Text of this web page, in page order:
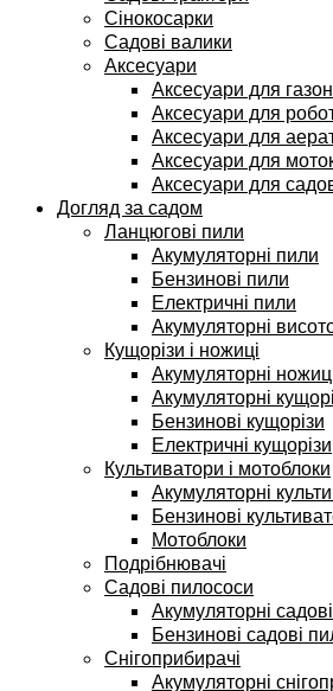
Сінокосарки
Садові валики
Аксесуари
Аксесуари для
Аксесуари для
Аксесуари для
Аксесуари для
Аксесуари для
Догляд за садом
Ланцюгові пили
Акумуляторні пили
Бензинові пили
Електричні пили
Акумуляторні
Кущорізи і ножиці
Акумуляторні
Акумуляторні
Бензинові кущорізи
Електричні кущорізи
Культиватори і мотоблоки
Акумуляторні
Бензинові
Мотоблоки
Подрібнювачі
Садові пилососи
Акумуляторні
Бензинові садові
Снігоприбирачі
Акумуляторні